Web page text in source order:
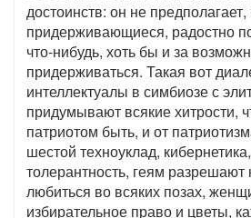
достоинств: он не
придерживающиеся, радостно
что-нибудь, хоть бы и за
придерживаться. Такая вот
интеллектуалы в симбиозе с
придумывают всякие хитрости,
патриотом быть, и от
шестой техноуклад,
толерантность, геям разрешают
любиться во всяких позах,
избирательное право и цветы,